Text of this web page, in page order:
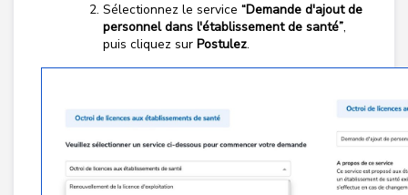
Sélectionnez le service “Demande d'ajout de
personnel dans l'établissement de santé”,
puis cliquez sur Postulez.